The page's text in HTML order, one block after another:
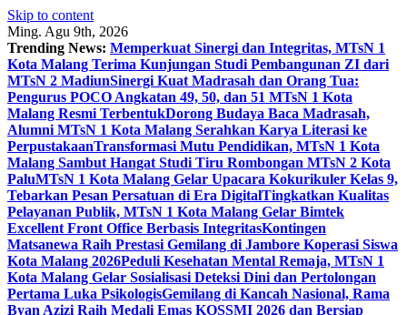
Skip to content
Ming. Agu 9th, 2026
Trending News: Memperkuat Sinergi dan Integritas, MTsN 1
Kota Malang Terima Kunjungan Studi Pembangunan ZI dari
MTsN 2 MadiunSinergi Kuat Madrasah dan Orang Tua:
Pengurus POCO Angkatan 49, 50, dan 51 MTsN 1 Kota
Malang Resmi TerbentukDorong Budaya Baca Madrasah,
Alumni MTsN 1 Kota Malang Serahkan Karya Literasi ke
PerpustakaanTransformasi Mutu Pendidikan, MTsN 1 Kota
Malang Sambut Hangat Studi Tiru Rombongan MTsN 2 Kota
PaluMTsN 1 Kota Malang Gelar Upacara Kokurikuler Kelas 9,
Tebarkan Pesan Persatuan di Era DigitalTingkatkan Kualitas
Pelayanan Publik, MTsN 1 Kota Malang Gelar Bimtek
Excellent Front Office Berbasis IntegritasKontingen
Matsanewa Raih Prestasi Gemilang di Jambore Koperasi Siswa
Kota Malang 2026Peduli Kesehatan Mental Remaja, MTsN 1
Kota Malang Gelar Sosialisasi Deteksi Dini dan Pertolongan
Pertama Luka PsikologisGemilang di Kancah Nasional, Rama
Byan Azizi Raih Medali Emas KOSSMI 2026 dan Bersiap